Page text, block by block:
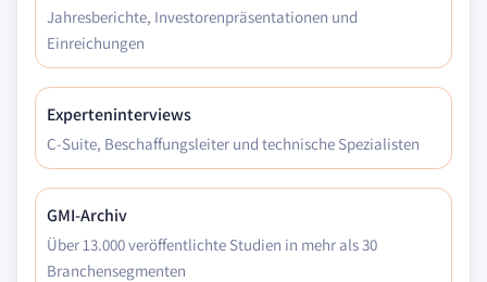
Jahresberichte, Investorenpräsentationen und
Einreichungen
Experteninterviews
C-Suite, Beschaffungsleiter und technische Spezialisten
GMI-Archiv
Über 13.000 veröffentlichte Studien in mehr als 30
Branchensegmenten